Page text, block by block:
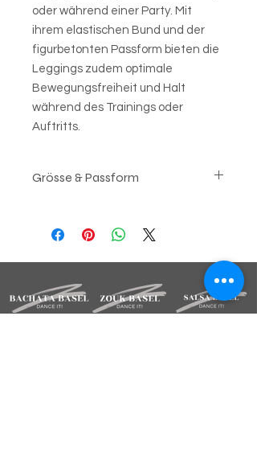
oder während einer Party. Mit
ihrem elastischen Bund und der
figurbetonten Passform bieten die
Leggings zudem optimale
Bewegungsfreiheit und Halt
während des Trainings oder
Auftritts.
Grösse & Passform
Grösse grösser.